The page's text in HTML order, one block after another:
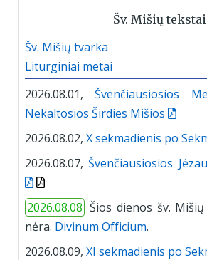
Šv. Mišių tekstai
Šv. Mišių tvarka
Liturginiai metai
2026.08.01,Švenčiausiosios
Nekaltosios Širdies Mišios
2026.08.02, X sekmadienis po
2026.08.07,Švenčiausiosios
2026.08.08 Šios dienos šv.
nėra. Divinum Officium.
2026.08.09, XI sekmadienis po